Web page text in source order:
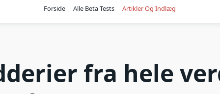
Forside Alle Beta Tests Artikler Og Indlæg
fra hele